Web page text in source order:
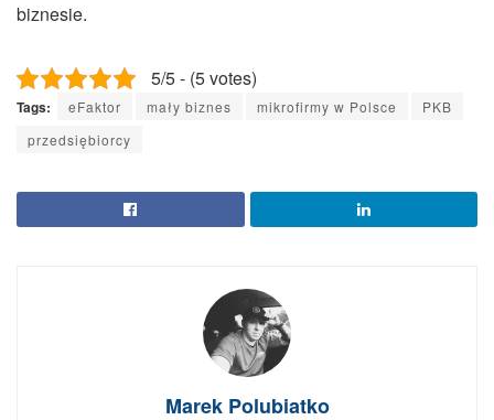
biznesie.
5/5 - (5 votes)
Tags: eFaktor mały biznes mikrofirmy w Polsce
PKB
przedsiębiorcy
Marek Polubiatko